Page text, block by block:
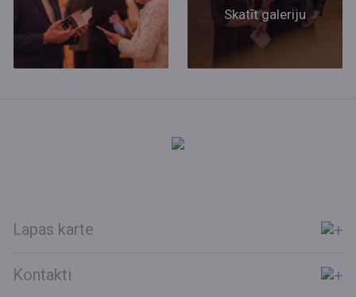
Skatīt galeriju
Lapas karte
Kontakti